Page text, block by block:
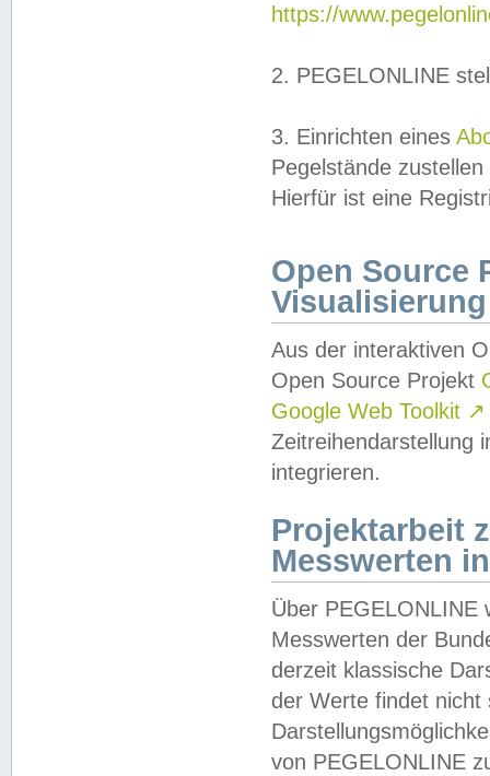
https://
2. PEGELONLINE
3. Einrichten eines
Pegelstände
Hierfür ist eine
Open Source
Visualisierung
Aus der interaktiven
Open Source Projekt
Google Web Toolkit ↗
Zeitreihendarstellung
integrieren.
Projektarbeit
Messwerten
Über PEGELONLINE
Messwerten der
derzeit klassische
der Werte findet
von PEGELONLINE